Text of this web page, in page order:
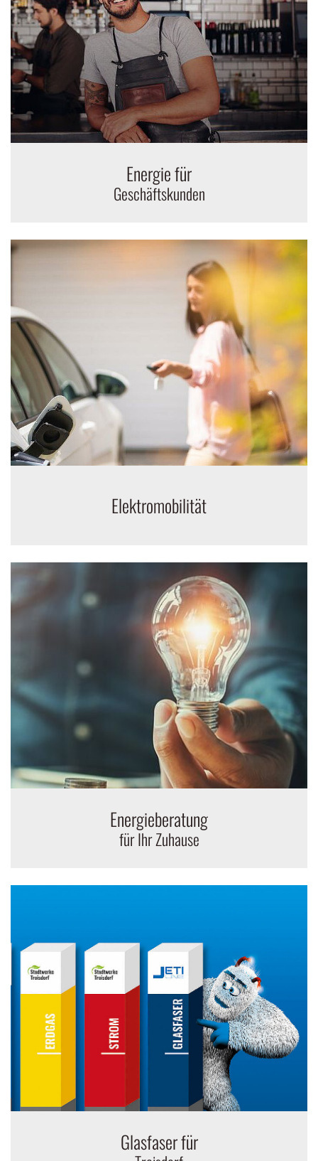
Energie für
Geschäftskunden
Energieberatung
für Ihr Zuhause
Glasfaser für
Troisdorf